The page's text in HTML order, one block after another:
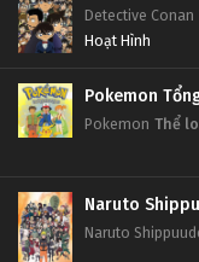
Detective Conan
Hoạt Hình
Pokemon
Pokemon Thể
Naruto
Naruto